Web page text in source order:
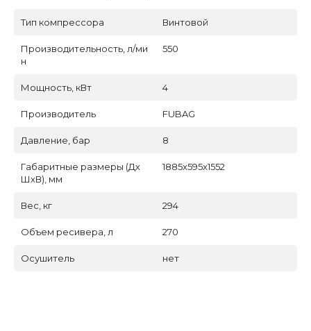
Тип компрессора Винтовой
Производительность, л/ми
н
550
Мощность, кВт 4
Производитель FUBAG
Давление, бар 8
Габаритные размеры (Дх
ШхВ), мм
1885x595x1552
Вес, кг 294
Объем ресивера, л 270
Осушитель нет